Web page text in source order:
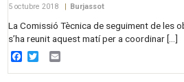
5 octubre 2018 | Burjassot
La Comissió Tècnica de seguiment de les
s’ha reunit aquest matí per a coordinar […]
Facebook
Twitter